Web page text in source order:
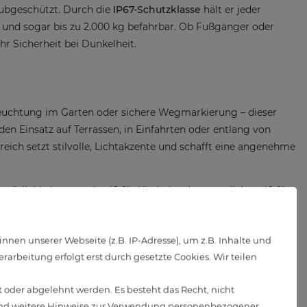
Durch die IP67-Schutzklasse hält er jeder
sogar bis zu 2.000 kg befahrbar. Ob Fußgänger oder
Sicherheit bei Dunkelheit.
im Garten oder sichere Wegmarkierung – dieser
Einsatz auf Terrassen, in Einfahrten oder entlang von
setzt stilvolle, Lichtakzente und schafft eine angenehme
neutralweiß für Klarheit oder tageslichtweiß für
unserer Webseite (z.B. IP-Adresse), um z.B. Inhalte und
erfolgt erst durch gesetzte Cookies. Wir teilen
abgelehnt werden. Es besteht das Recht, nicht